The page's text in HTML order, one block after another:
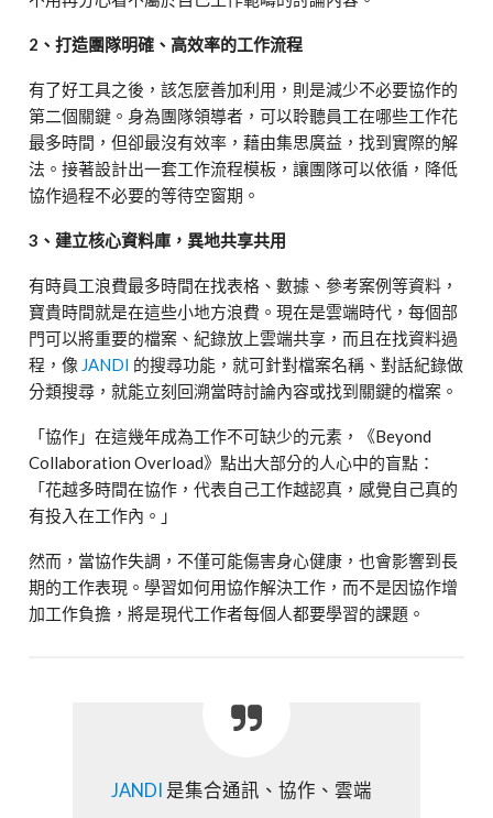
2、打造團隊明確、高效率的工作流程
有了好工具之後，該怎麼善加利用，則是減少不必要協作的
第二個關鍵。身為團隊領導者，可以聆聽員工在哪些工作花
最多時間，但卻最沒有效率，藉由集思廣益，找到實際的解
法。接著設計出一套工作流程模板，讓團隊可以依循，降低
協作過程不必要的等待空窗期。
3、建立核心資料庫，異地共享共用
有時員工浪費最多時間在找表格、數據、參考案例等資料，
寶貴時間就是在這些小地方浪費。現在是雲端時代，每個部
門可以將重要的檔案、紀錄放上雲端共享，而且在找資料過
程，像 JANDI 的搜尋功能，就可針對檔案名稱、對話紀錄做
分類搜尋，就能立刻回溯當時討論內容或找到關鍵的檔案。
「協作」在這幾年成為工作不可缺少的元素，《Beyond
Collaboration Overload》點出大部分的人心中的盲點：
「花越多時間在協作，代表自己工作越認真，感覺自己真的
有投入在工作內。」
然而，當協作失調，不僅可能傷害身心健康，也會影響到長
期的工作表現。學習如何用協作解決工作，而不是因協作增
加工作負擔，將是現代工作者每個人都要學習的課題。
JANDI 是集合通訊、協作、雲端